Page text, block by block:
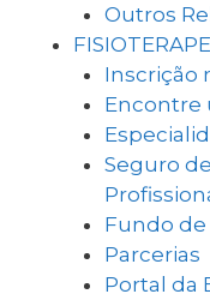
Outros
Inscrição
Encontre
Seguro
Fundo de
Parcerias
Portal da